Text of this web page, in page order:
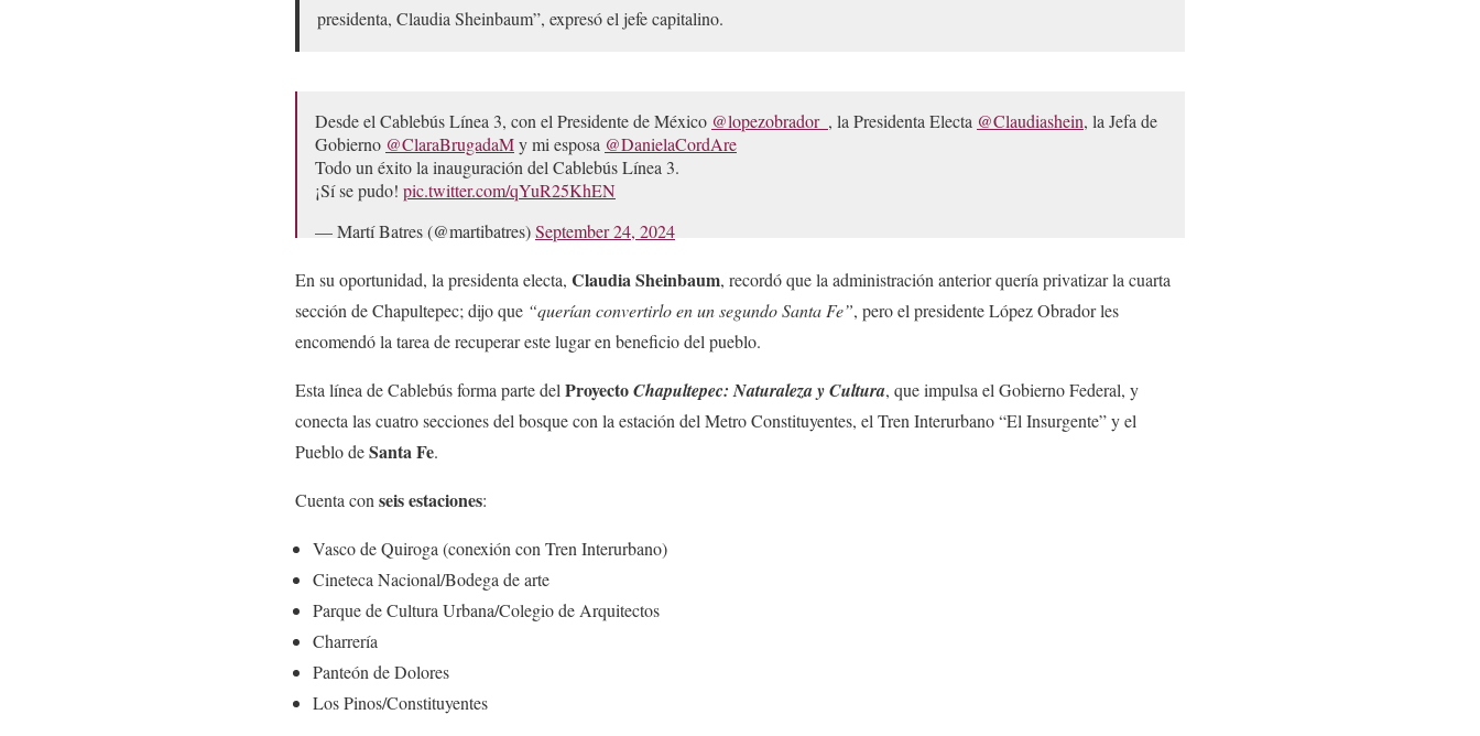
presidenta, Claudia Sheinbaum”, expresó el jefe capitalino.
Desde el Cablebús Línea 3, con el Presidente de México @lopezobrador_ , la Presidenta Electa @Claudiashein, la Jefa de
Gobierno @ClaraBrugadaMy mi esposa @DanielaCordAre
Todo un éxito la inauguración del Cablebús Línea 3.
¡Sí se pudo! pic.twitter.com/qYuR25KhEN
— Martí Batres (@martibatres)September 24, 2024
En su oportunidad, la presidenta electa, Claudia Sheinbaum, recordó que la administración anterior quería privatizar la cuarta
sección de Chapultepec; dijo que “querían convertirlo en un segundo Santa Fe”, pero el presidente López Obrador les
encomendó la tarea de recuperar este lugar en beneficio del pueblo.
Esta línea de Cablebús forma parte del ProyectoChapultepec: Naturaleza y Cultura, que impulsa el Gobierno Federal, y
conecta las cuatro secciones del bosquecon la estación del Metro Constituyentes, el Tren Interurbano “El Insurgente” y el
Pueblo deSanta Fe.
Cuenta con seis estaciones:
Vasco de Quiroga (conexión con Tren Interurbano)
Cineteca Nacional/Bodega de arte
Parque de Cultura Urbana/Colegio de Arquitectos
Charrería
Panteón de Dolores
Los Pinos/Constituyentes